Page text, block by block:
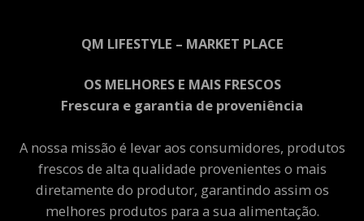
QM LIFESTYLE – MARKET PLACE
OS MELHORES E MAIS FRESCOS
Frescura e garantia de proveniência
A nossa missão é levar aos consumidores, produtos
frescos de alta qualidade provenientes o mais
diretamente do produtor, garantindo assim os
melhores produtos para a sua alimentação.